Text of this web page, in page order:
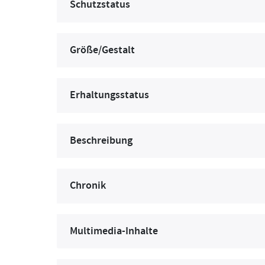
Schutzstatus
Größe/Gestalt
Erhaltungsstatus
Beschreibung
Chronik
Multimedia-Inhalte